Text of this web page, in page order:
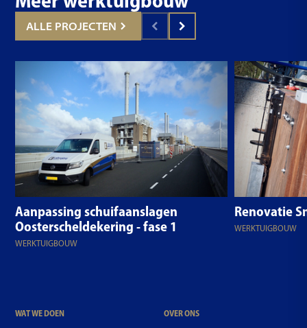
ALLE PROJECTEN
Aanpassing schuifaanslagen
Oosterscheldekering - fase 1
WERKTUIGBOUW
Renovatie
WERKTUIGBOUW
WAT WE DOEN OVER ONS